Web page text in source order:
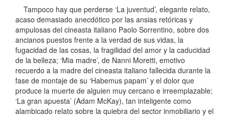
Tampoco hay que perderse ‘La juventud’, elegante relato,
acaso demasiado anecdótico por las ansias retóricas y
ampulosas del cineasta italiano Paolo Sorrentino, sobre dos
ancianos puestos frente a la verdad de sus vidas, la
fugacidad de las cosas, la fragilidad del amor y la caducidad
de la belleza; ‘Mia madre’, de Nanni Moretti, emotivo
recuerdo a la madre del cineasta italiano fallecida durante la
fase de montaje de su ‘Habemus papam’ y el dolor que
produce la muerte de alguien muy cercano e irreemplazable;
‘La gran apuesta’ (Adam McKay), tan inteligente como
alambicado relato sobre la quiebra del sector inmobiliario y el